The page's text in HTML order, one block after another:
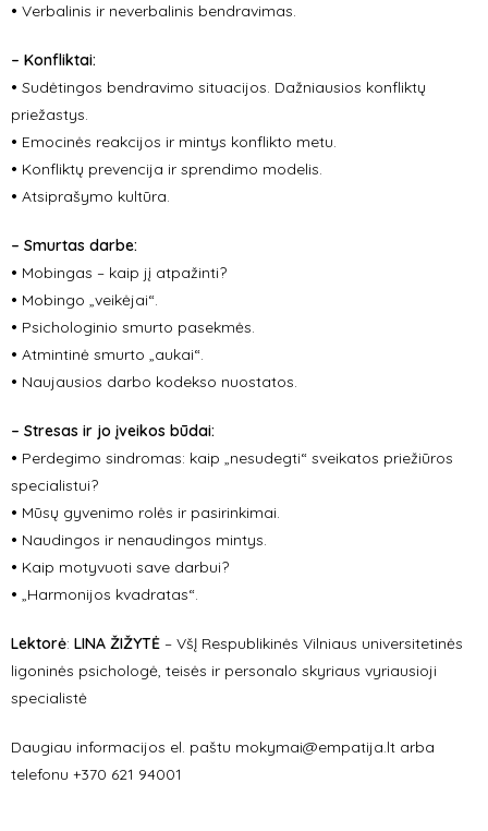
• Verbalinis ir neverbalinis bendravimas.
– Konfliktai:
• Sudėtingos bendravimo situacijos. Dažniausios konfliktų
priežastys.
• Emocinės reakcijos ir mintys konflikto metu.
• Konfliktų prevencija ir sprendimo modelis.
• Atsiprašymo kultūra.
– Smurtas darbe:
• Mobingas – kaip jį atpažinti?
• Mobingo „veikėjai“.
• Psichologinio smurto pasekmės.
• Atmintinė smurto „aukai“.
• Naujausios darbo kodekso nuostatos.
– Stresas ir jo įveikos būdai:
• Perdegimo sindromas: kaip „nesudegti“ sveikatos priežiūros
specialistui?
• Mūsų gyvenimo rolės ir pasirinkimai.
• Naudingos ir nenaudingos mintys.
• Kaip motyvuoti save darbui?
• „Harmonijos kvadratas“.
Lektorė: LINA ŽIŽYTĖ – VšĮ Respublikinės Vilniaus universitetinės
ligoninės psichologė, teisės ir personalo skyriaus vyriausioji
specialistė
Daugiau informacijos el. paštu mokymai@empatija.lt arba
telefonu +370 621 94001